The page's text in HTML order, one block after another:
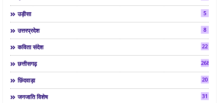
उड़ीसा 5
उत्तरप्रदेश 8
कविता संदेश 22
छत्तीसगढ़ 268
छिंदवाड़ा 20
जनजाति विशेष 31